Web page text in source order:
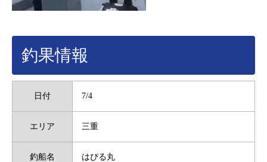
釣果情報
日付 7/4
エリア 三重
釣船名 はぴる丸